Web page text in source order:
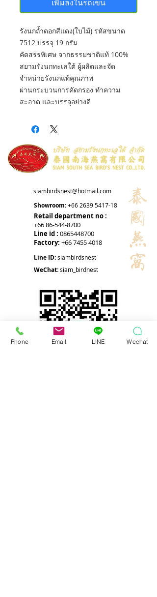
เพิ่มลงในรถเข็น
รังนกถ้ำดอกสีแดง(ใบไม้) รหัสขนาด
7512 บรรจุ 19 กรัม
คัดสรรพิเศษ จากธรรมชาติแท้ 100%
สยามรังนกทะเลใต้ ผู้ผลิตและจัด
จำหน่ายรังนกแท้คุณภาพ
ผ่านกระบวนการคัดกรอง ทำความ
สะอาด และบรรจุอย่างดี
siambirdsnest@hotmail.com
Showroom:+66 2639 5417-18
Retail department no :
+66 86-544-8700
Line id : 0865448700
Factory: +66 7455 4018
Line ID:siambirdsnest
WeChat:siam_birdnest
Phone Email LINE Wechat